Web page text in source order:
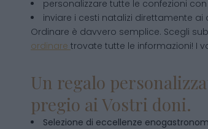
personalizzare tutte le confezioni
inviare i cesti natalizi direttamente ai
Ordinare è davvero semplice. Scegli
ordinare trovate tutte le informazioni! I
Un regalo
pregio ai Vostri doni.
Selezione di eccellenze